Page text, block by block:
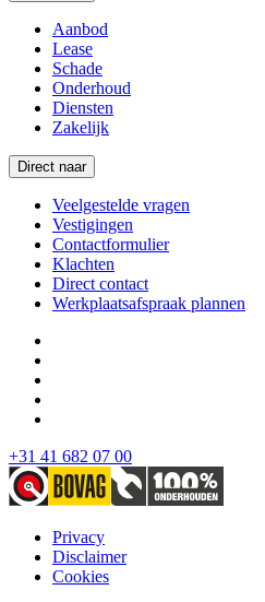
Aanbod
Lease
Schade
Onderhoud
Diensten
Zakelijk
Direct naar
Veelgestelde vragen
Vestigingen
Contactformulier
Klachten
Direct contact
Werkplaatsafspraak plannen
+31 41 682 07 00
Privacy
Disclaimer
Cookies